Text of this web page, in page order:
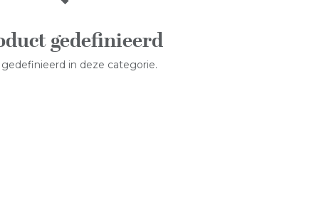
gedefinieerd
in deze categorie.